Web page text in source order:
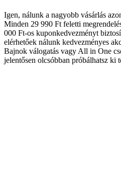
Igen, nálunk a nagyobb vásárlás
Minden 29 990 Ft feletti
000 Ft-os kuponkedvezményt
elérhetőek nálunk kedvezményes
Bajnok válogatás vagy All in One
jelentősen olcsóbban próbálhatsz ki